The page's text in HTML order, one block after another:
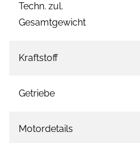
Techn. zul.
Gesamtgewicht
Kraftstoff
Getriebe
Motordetails